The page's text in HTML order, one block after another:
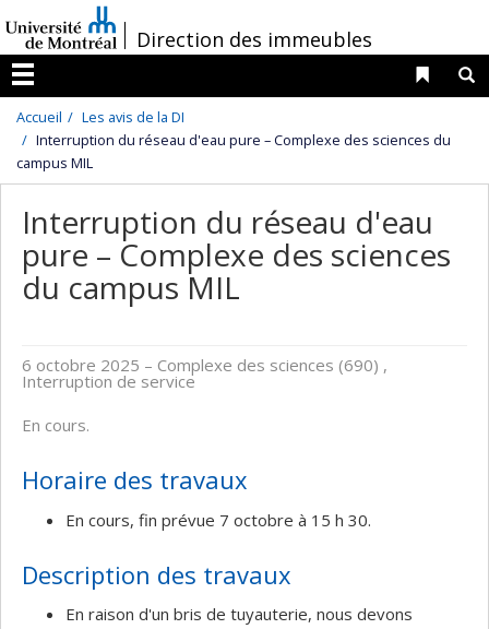
au
contenu
/Direction des immeubles
Menu
Liens
Accueil
Les avis de la DI
Interruption du réseau d'eau pure – Complexe des sciences du
campus MIL
Interruption du réseau d'eau
pure – Complexe des sciences
du campus MIL
6 octobre 2025 – Complexe des sciences (690) ,
Interruption de service
En cours.
Horaire des travaux
En cours, fin prévue 7 octobre à 15 h 30.
Description des travaux
En raison d'un bris de tuyauterie, nous devons